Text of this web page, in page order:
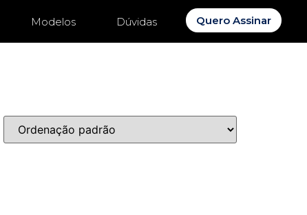
Modelos Dúvidas Quero Assinar